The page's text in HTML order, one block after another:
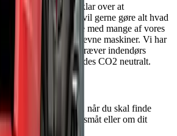
på miljøet. Vi er klar over at
del CO2 - men vi vil gerne gøre alt hvad
I samarbejde med mange af vores
fokus på de batteridrevne maskiner. Vi har
- hvis opgaven kræver indendørs
eller der skal arbejdes CO2 neutralt.
modeller
at du går forgæves, når du skal finde
om det er stort eller småt eller om dit
tid.